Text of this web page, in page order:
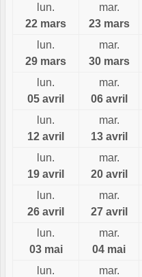
lun.
22 mars
mar.
23 mars
lun.
29 mars
mar.
30 mars
lun.
05 avril
mar.
06 avril
lun.
12 avril
mar.
13 avril
lun.
19 avril
mar.
20 avril
lun.
26 avril
mar.
27 avril
lun.
03 mai
mar.
04 mai
lun.
mar.